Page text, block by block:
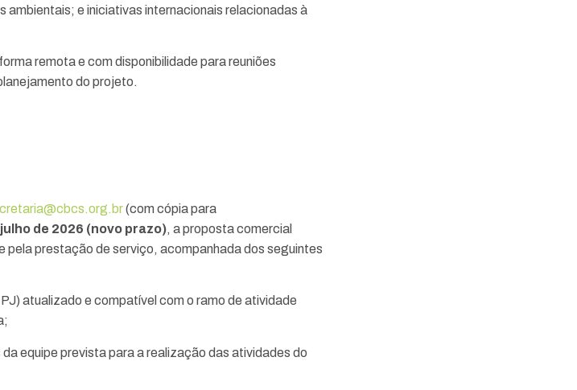
e iniciativas internacionais relacionadas à
remota e com disponibilidade para reuniões
do projeto.
(com cópia para
de 2026 (novo prazo), a proposta comercial
pela prestação de serviço, acompanhada dos seguintes
atualizado e compatível com o ramo de atividade
equipe prevista para a realização das atividades do